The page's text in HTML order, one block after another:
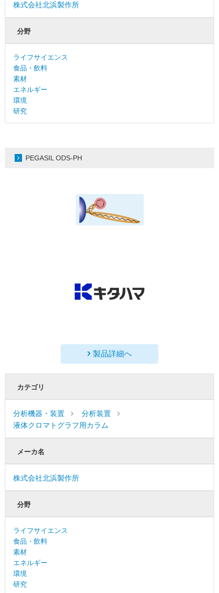
株式会社北浜製作所
分野
ライフサイエンス
食品・飲料
素材
エネルギー
環境
研究
PEGASIL ODS-PH
製品詳細へ
カテゴリ
分析機器・装置
分析装置
液体クロマトグラフ用カラム
メーカ名
株式会社北浜製作所
分野
ライフサイエンス
食品・飲料
素材
エネルギー
環境
研究